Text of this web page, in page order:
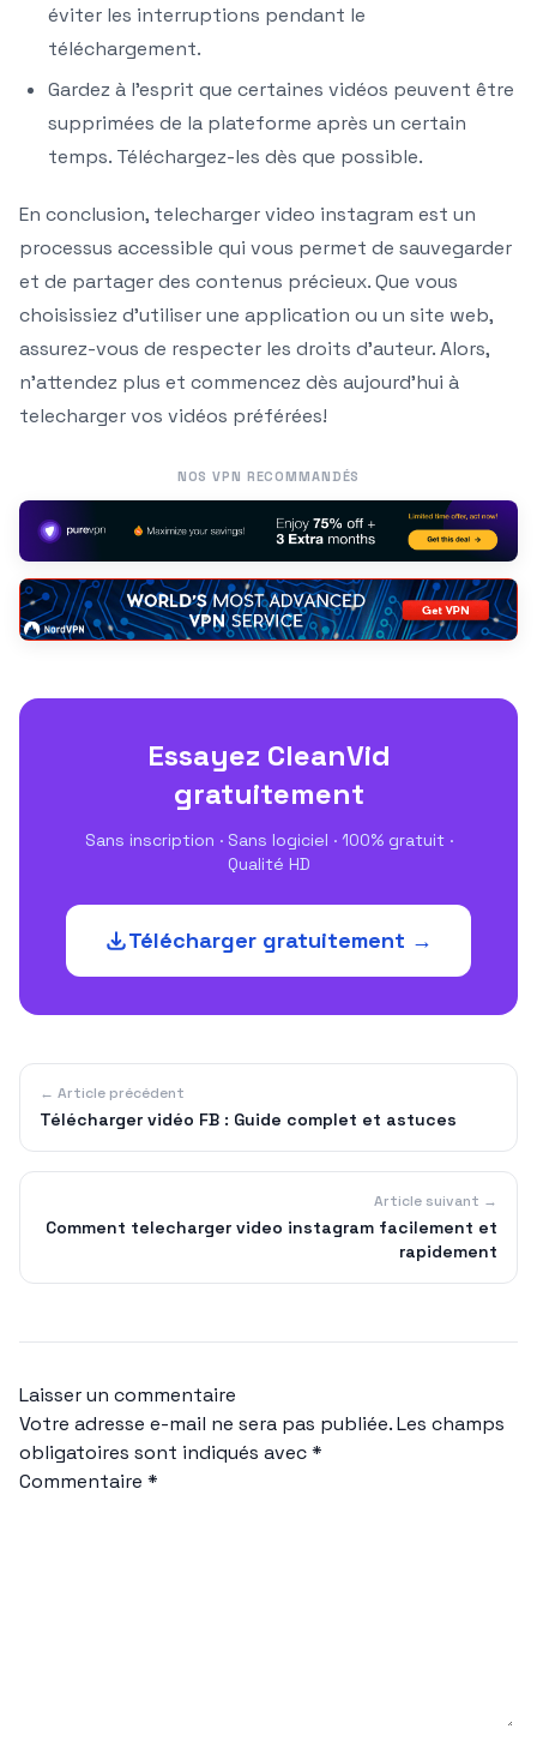
éviter les interruptions pendant le
téléchargement.
Gardez à l’esprit que certaines vidéos peuvent être
supprimées de la plateforme après un certain
temps. Téléchargez-les dès que possible.
En conclusion, telecharger video instagram est un
processus accessible qui vous permet de sauvegarder
et de partager des contenus précieux. Que vous
choisissiez d’utiliser une application ou un site web,
assurez-vous de respecter les droits d’auteur. Alors,
n’attendez plus et commencez dès aujourd’hui à
telecharger vos vidéos préférées!
NOS VPN RECOMMANDÉS
Essayez CleanVid
gratuitement
Sans inscription · Sans logiciel · 100% gratuit ·
Qualité HD
Télécharger gratuitement →
← Article précédent
Télécharger vidéo FB : Guide complet et astuces
Article suivant →
Comment telecharger video instagram facilement et
rapidement
Laisser un commentaire
Votre adresse e-mail ne sera pas publiée.Les champs
obligatoires sont indiqués avec*
Commentaire *